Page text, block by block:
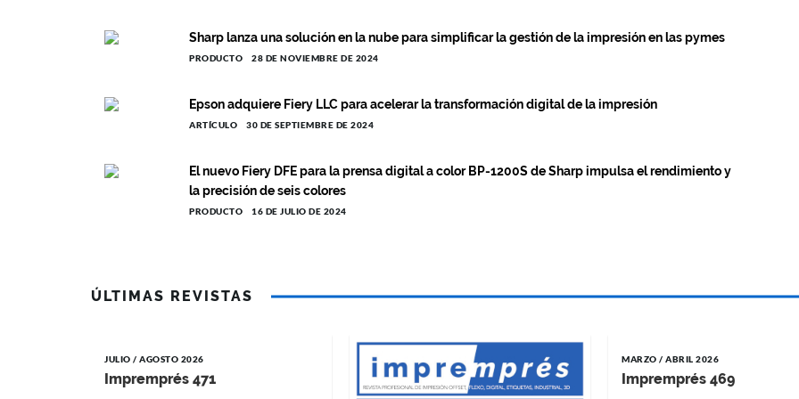
Sharp lanza una solución en la nube para simplificar la gestión de la impresión en las pymes
PRODUCTO 28 DE NOVIEMBRE DE 2024
Epson adquiere Fiery LLC para acelerar la transformación digital de la impresión
ARTÍCULO 30 DE SEPTIEMBRE DE 2024
El nuevo Fiery DFE para la prensa digital a color BP-1200S de Sharp impulsa el rendimiento y
la precisión de seis colores
PRODUCTO 16 DE JULIO DE 2024
ÚLTIMAS REVISTAS
JULIO / AGOSTO 2026
Impremprés 471
MARZO / ABRIL 2026
Impremprés 469